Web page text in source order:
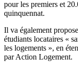
pour les premiers et
quinquennat.
Il va également
étudiants locataires «
les logements », en
par Action Logement.